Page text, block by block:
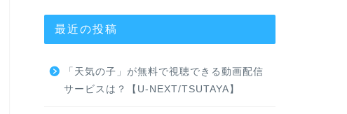
最近の投稿
「天気の子」が無料で視聴できる動画配信
サービスは？【U-NEXT/TSUTAYA】